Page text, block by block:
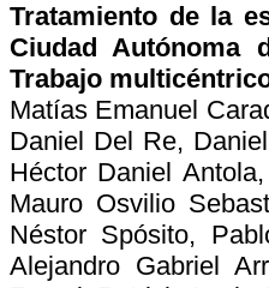
Tratamiento de la
Ciudad Autónoma
Trabajo
Matías Emanuel
Daniel Del Re,
Héctor Daniel
Mauro Osvilio
Néstor Spósito,
Alejandro Gabriel